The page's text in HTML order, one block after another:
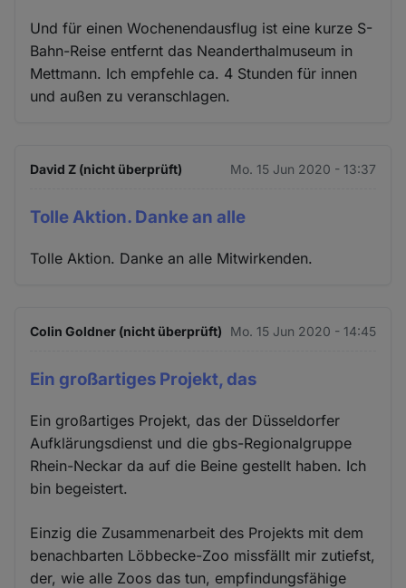
Und für einen Wochenendausflug ist eine kurze S-
Bahn-Reise entfernt das Neanderthalmuseum in
Mettmann. Ich empfehle ca. 4 Stunden für innen
und außen zu veranschlagen.
David Z (nicht überprüft) Mo. 15 Jun 2020 - 13:37
Tolle Aktion. Danke an alle
Tolle Aktion. Danke an alle Mitwirkenden.
Colin Goldner (nicht überprüft) Mo. 15 Jun 2020 - 14:45
Ein großartiges Projekt, das
Ein großartiges Projekt, das der Düsseldorfer
Aufklärungsdienst und die gbs-Regionalgruppe
Rhein-Neckar da auf die Beine gestellt haben. Ich
bin begeistert.
Einzig die Zusammenarbeit des Projekts mit dem
benachbarten Löbbecke-Zoo missfällt mir zutiefst,
der, wie alle Zoos das tun, empfindungsfähige